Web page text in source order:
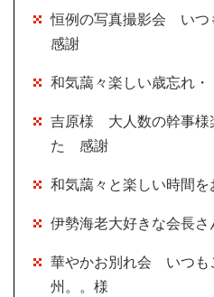
恒例の写真撮影会 いつ
感謝
和気藹々楽しい歳忘れ
吉原様 大人数の幹事様
た 感謝
和気藹々と楽しい時間
伊勢海老大好きな会長
華やかお別れ会 いつ
州。。様